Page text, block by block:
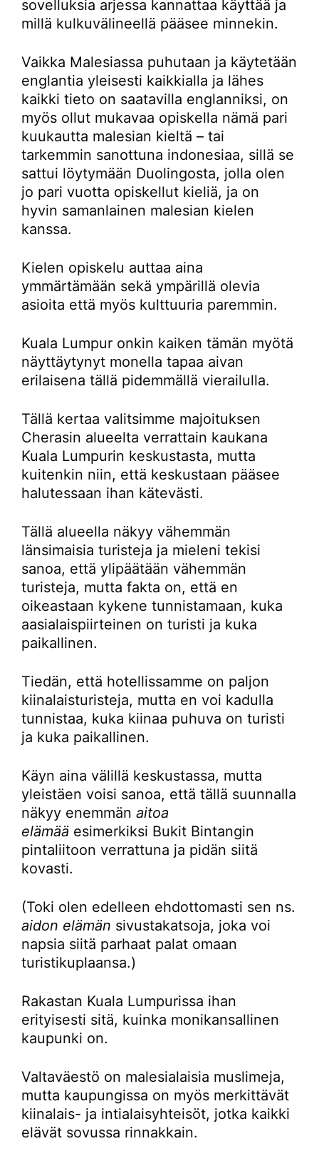
sovelluksia arjessa kannattaa käyttää ja
millä kulkuvälineellä pääsee minnekin.
Vaikka Malesiassa puhutaan ja käytetään
englantia yleisesti kaikkialla ja lähes
kaikki tieto on saatavilla englanniksi, on
myös ollut mukavaa opiskella nämä pari
kuukautta malesian kieltä – tai
tarkemmin sanottuna indonesiaa, sillä se
sattui löytymään Duolingosta, jolla olen
jo pari vuotta opiskellut kieliä, ja on
hyvin samanlainen malesian kielen
kanssa.
Kielen opiskelu auttaa aina
ymmärtämään sekä ympärillä olevia
asioita että myös kulttuuria paremmin.
Kuala Lumpur onkin kaiken tämän myötä
näyttäytynyt monella tapaa aivan
erilaisena tällä pidemmällä vierailulla.
Tällä kertaa valitsimme majoituksen
Cherasin alueelta verrattain kaukana
Kuala Lumpurin keskustasta, mutta
kuitenkin niin, että keskustaan pääsee
halutessaan ihan kätevästi.
Tällä alueella näkyy vähemmän
länsimaisia turisteja ja mieleni tekisi
sanoa, että ylipäätään vähemmän
turisteja, mutta fakta on, että en
oikeastaan kykene tunnistamaan, kuka
aasialaispiirteinen on turisti ja kuka
paikallinen.
Tiedän, että hotellissamme on paljon
kiinalaisturisteja, mutta en voi kadulla
tunnistaa, kuka kiinaa puhuva on turisti
ja kuka paikallinen.
Käyn aina välillä keskustassa, mutta
yleistäen voisi sanoa, että tällä suunnalla
näkyy enemmän aitoa
elämää esimerkiksi Bukit Bintangin
pintaliitoon verrattuna ja pidän siitä
kovasti.
(Toki olen edelleen ehdottomasti sen ns.
aidon elämän sivustakatsoja, joka voi
napsia siitä parhaat palat omaan
turistikuplaansa.)
Rakastan Kuala Lumpurissa ihan
erityisesti sitä, kuinka monikansallinen
kaupunki on.
Valtaväestö on malesialaisia muslimeja,
mutta kaupungissa on myös merkittävät
kiinalais- ja intialaisyhteisöt, jotka kaikki
elävät sovussa rinnakkain.